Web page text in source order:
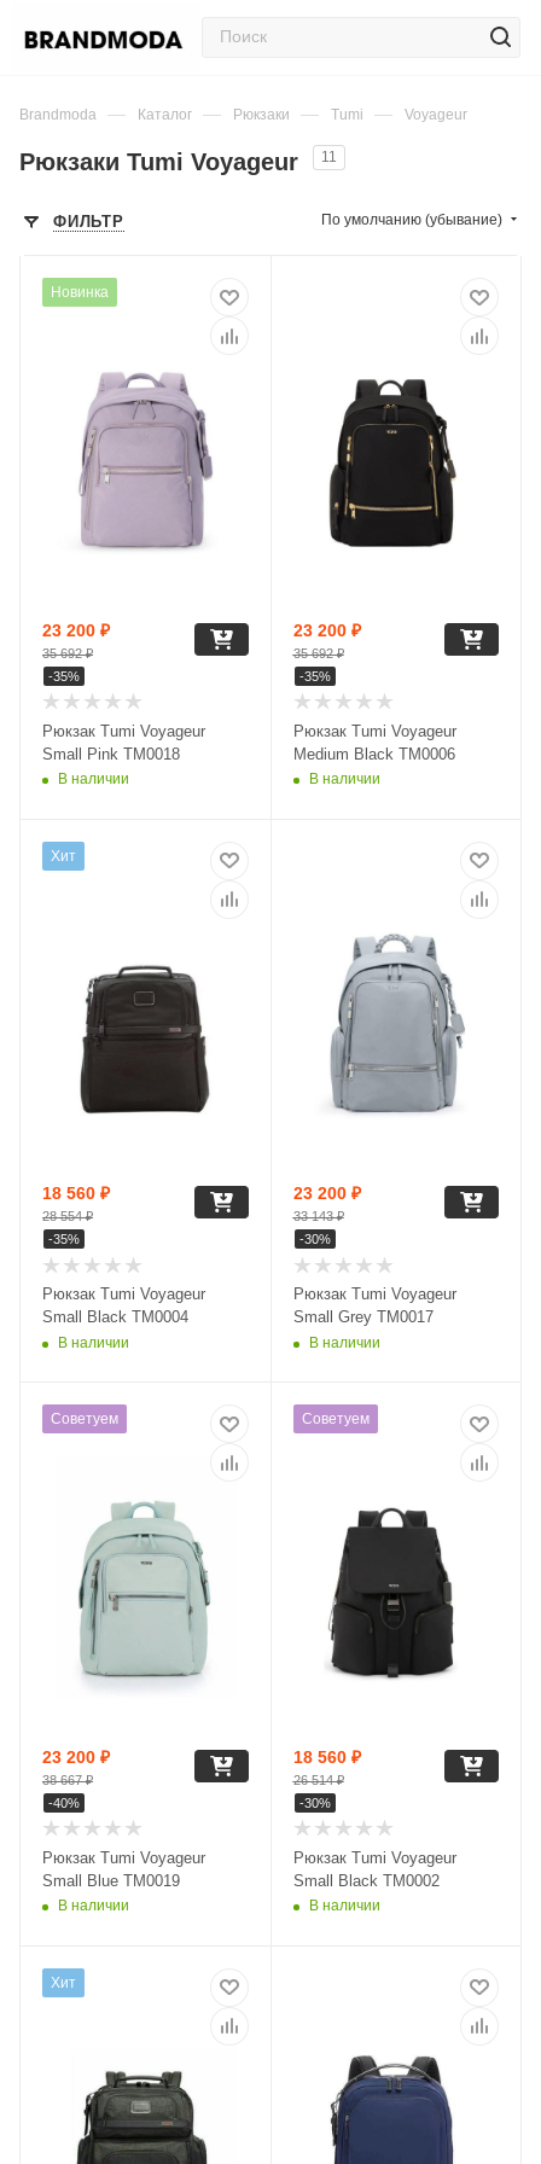
Brandmoda — Каталог — Рюкзаки — Tumi — Voyageur
Рюкзаки Tumi Voyageur 11
ФИЛЬТР По умолчанию (убывание)
Новинка
Рюкзак Tumi Voyageur
Small Pink TM0018
В наличии
23 200 ₽
35 692₽
-35%
Рюкзак Tumi Voyageur
Medium Black TM0006
В наличии
23 200₽
35 692₽
-35%
Хит
Рюкзак Tumi Voyageur
Small Black TM0004
В наличии
18 560 ₽
28 554₽
-35%
Рюкзак Tumi Voyageur
Small Grey TM0017
В наличии
23 200₽
33 143₽
-30%
Советуем
Рюкзак Tumi Voyageur
Small Blue TM0019
В наличии
23 200 ₽
38 667₽
-40%
Советуем
Рюкзак Tumi Voyageur
Small Black TM0002
В наличии
18 560₽
26 514₽
-30%
Хит